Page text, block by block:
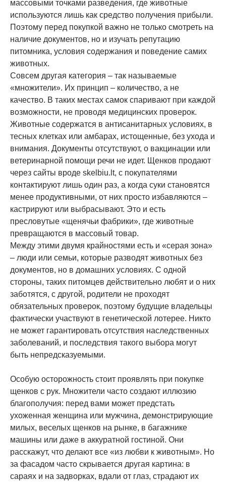
массовыми точками разведения, где животные
используются лишь как средство получения прибыли.
Поэтому перед покупкой важно не только смотреть на
наличие документов, но и изучать репутацию
питомника, условия содержания и поведение самих
животных.
Совсем другая категория – так называемые
«множители». Их принцип – количество, а не
качество. В таких местах самок спаривают при каждой
возможности, не проводя медицинских проверок.
Животные содержатся в антисанитарных условиях, в
тесных клетках или амбарах, истощенные, без ухода и
внимания. Документы отсутствуют, о вакцинации или
ветеринарной помощи речи не идет. Щенков продают
через сайты вроде skelbiu.lt, с покупателями
контактируют лишь один раз, а когда суки становятся
менее продуктивными, от них просто избавляются –
кастрируют или выбрасывают. Это и есть
пресловутые «щенячьи фабрики», где животные
превращаются в массовый товар.
Между этими двумя крайностями есть и «серая зона»
– люди или семьи, которые разводят животных без
документов, но в домашних условиях. С одной
стороны, таких питомцев действительно любят и о них
заботятся, с другой, родители не проходят
обязательных проверок, поэтому будущие владельцы
фактически участвуют в генетической лотерее. Никто
не может гарантировать отсутствия наследственных
заболеваний, и последствия такого выбора могут
быть непредсказуемыми.
Особую осторожность стоит проявлять при покупке
щенков с рук. Множители часто создают иллюзию
благополучия: перед вами может предстать
ухоженная женщина или мужчина, демонстрирующие
милых, веселых щенков на рынке, в багажнике
машины или даже в аккуратной гостиной. Они
расскажут, что делают все «из любви к животным». Но
за фасадом часто скрывается другая картина: в
сараях и на задворках, вдали от глаз, страдают их